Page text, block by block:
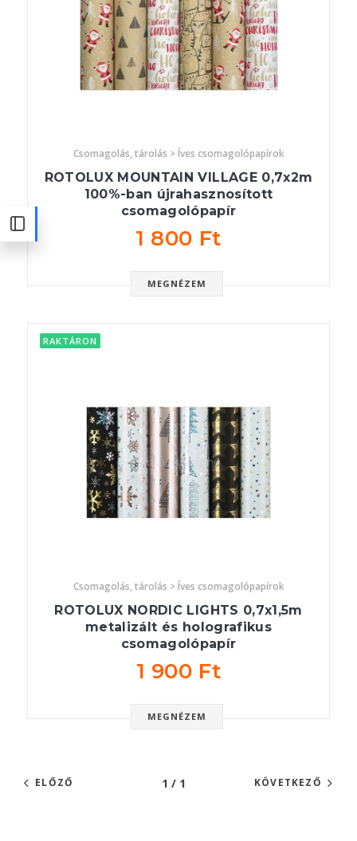
Csomagolás, tárolás > Íves csomagolópapírok
ROTOLUX MOUNTAIN VILLAGE 0,7x2m
100%-ban újrahasznosított
csomagolópapír
1 800 Ft
MEGNÉZEM
RAKTÁRON
Csomagolás, tárolás > Íves csomagolópapírok
ROTOLUX NORDIC LIGHTS 0,7x1,5m
metalizált és holografikus
csomagolópapír
1 900 Ft
MEGNÉZEM
ELŐZŐ 1 / 1 KÖVETKEZŐ